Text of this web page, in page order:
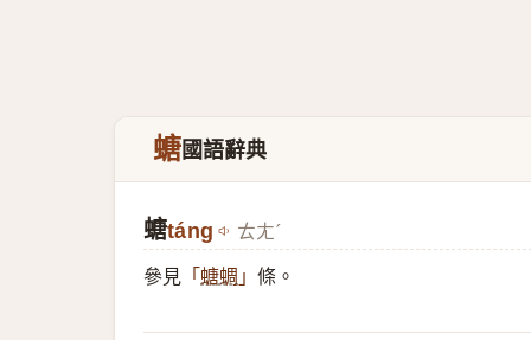
螗國語辭典
螗táng ㄊㄤˊ
參見 「 螗蜩 」 條。